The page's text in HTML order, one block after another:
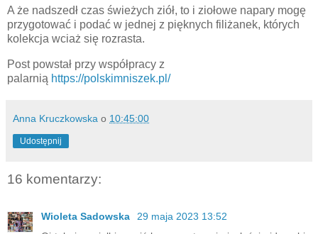
A że nadszedł czas świeżych ziół, to i ziołowe napary mogę
przygotować i podać w jednej z pięknych filiżanek, których
kolekcja wciaż się rozrasta.
Post powstał przy współpracy z
palarnią https://polskimniszek.pl/
Anna Kruczkowska o 10:45:00
Udostępnij
16 komentarzy:
Wioleta Sadowska
29 maja 2023 13:52